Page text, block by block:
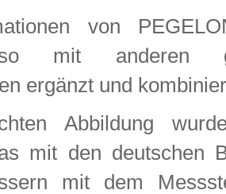
von
mit anderen
ergänzt und
Abbildung
mit den deutschen
mit dem